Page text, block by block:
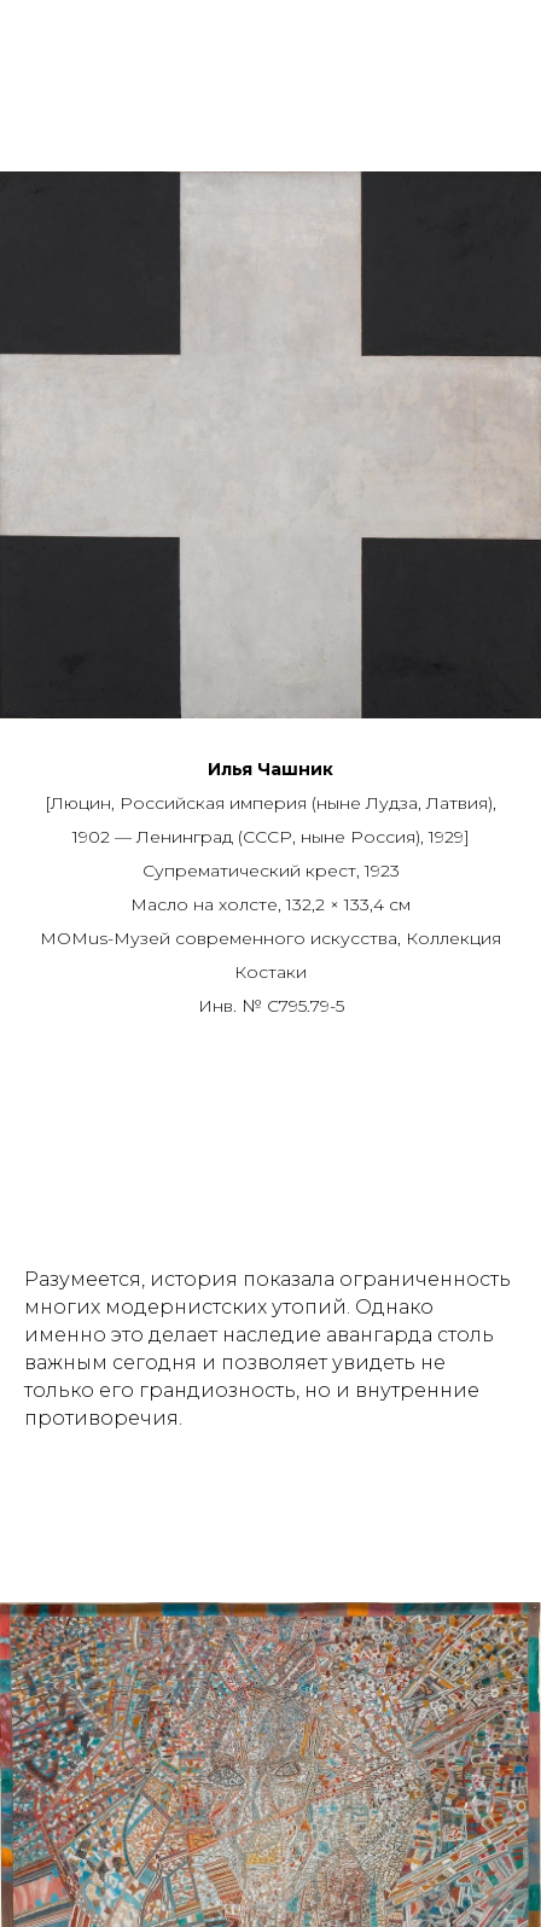
Илья Чашник
[Люцин, Российская империя (ныне Лудза, Латвия),
1902 — Ленинград (СССР, ныне Россия), 1929]
Супрематический крест, 1923
Масло на холсте, 132,2 × 133,4 см
MOMus-Музей современного искусства, Коллекция
Костаки
Инв. № C795.79-5
Разумеется, история показала ограниченность
многих модернистских утопий. Однако
именно это делает наследие авангарда столь
важным сегодня и позволяет увидеть не
только его грандиозность, но и внутренние
противоречия.